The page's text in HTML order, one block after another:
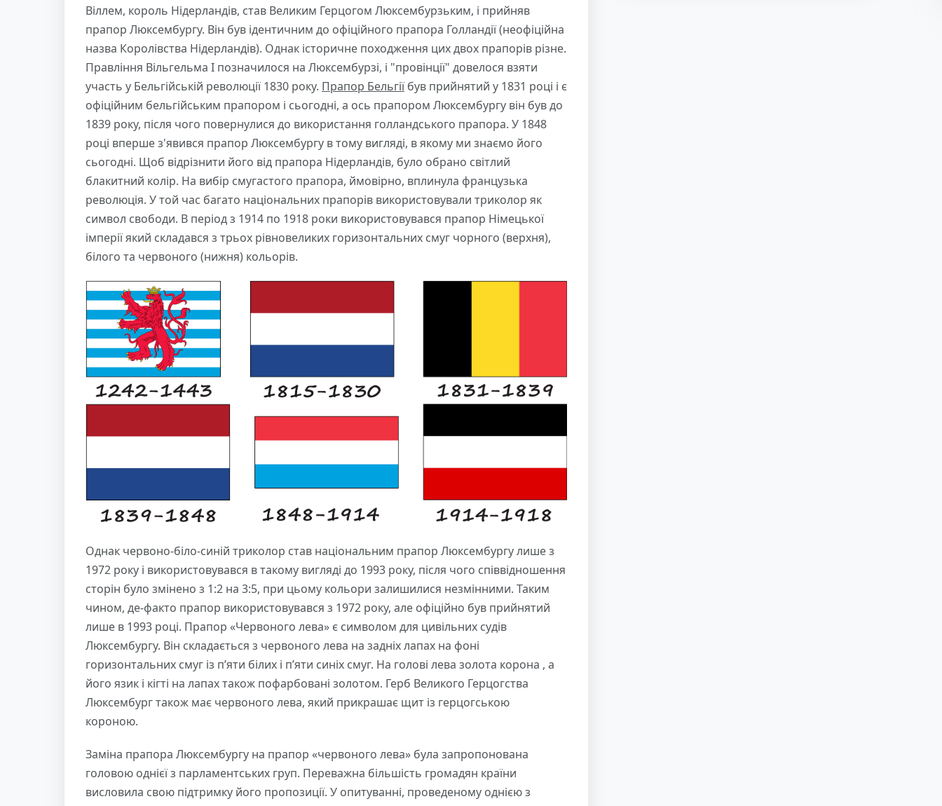
Віллем, король Нідерландів, став Великим Герцогом Люксембурзьким, і прийняв
прапор Люксембургу. Він був ідентичним до офіційного прапора Голландії (неофіційна
назва Королівства Нідерландів). Однак історичне походження цих двох прапорів різне.
Правління Вільгельма I позначилося на Люксембурзі, і "провінції" довелося взяти
участь у Бельгійській революції 1830 року. Прапор Бельгіїбув прийнятий у 1831 році і є
офіційним бельгійським прапором і сьогодні, а ось прапором Люксембургу він був до
1839 року, після чого повернулися до використання голландського прапора. У 1848
році вперше з'явився прапор Люксембургу в тому вигляді, в якому ми знаємо його
сьогодні. Щоб відрізнити його від прапора Нідерландів, було обрано світлий
блакитний колір. На вибір смугастого прапора, ймовірно, вплинула французька
революція. У той час багато національних прапорів використовували триколор як
символ свободи. В період з 1914 по 1918 роки використовувався прапор Німецької
імперії який складався з трьох рівновеликих горизонтальних смуг чорного (верхня),
білого та червоного (нижня) кольорів.
Однак червоно-біло-синій триколор став національним прапор Люксембургу лише з
1972 року і використовувався в такому вигляді до 1993 року, після чого співвідношення
сторін було змінено з 1:2 на 3:5, при цьому кольори залишилися незмінними. Таким
чином, де-факто прапор використовувався з 1972 року, але офіційно був прийнятий
лише в 1993 році. Прапор «Червоного лева» є символом для цивільних судів
Люксембургу. Він складається з червоного лева на задніх лапах на фоні
горизонтальних смуг із п’яти білих і п’яти синіх смуг. На голові лева золота корона , а
його язик і кігті на лапах також пофарбовані золотом. Герб Великого Герцогства
Люксембург також має червоного лева, який прикрашає щит із герцогською
короною.
Заміна прапора Люксембургу на прапор «червоного лева» була запропонована
головою однієї з парламентських груп. Переважна більшість громадян країни
висловила свою підтримку його пропозиції. У опитуванні, проведеному однією з